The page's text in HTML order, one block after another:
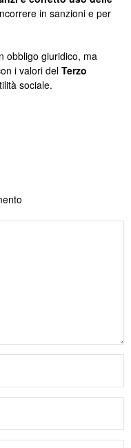
in sanzioni e per
obbligo giuridico, ma
i valori del Terzo
sociale.